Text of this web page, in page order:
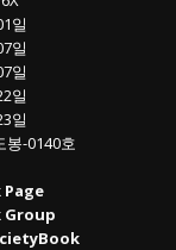
일
일
일
일
일
봉-0140호
Page
Group